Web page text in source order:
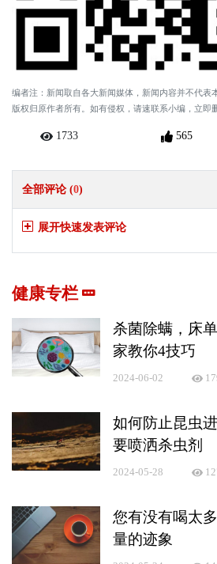
编者注：新闻取自各大新闻媒体，新闻内容并不代表
版权归原作者所有。如有侵权，请速联系小编，立即
1733 565
全部评论 (0)
展开快速发表评论
健康专栏
杀菌除螨，床
家教你4技巧
2024-06-02
如何防止昆虫
要喷洒杀虫剂
2024-05-28
您有没有喝太
量的迹象